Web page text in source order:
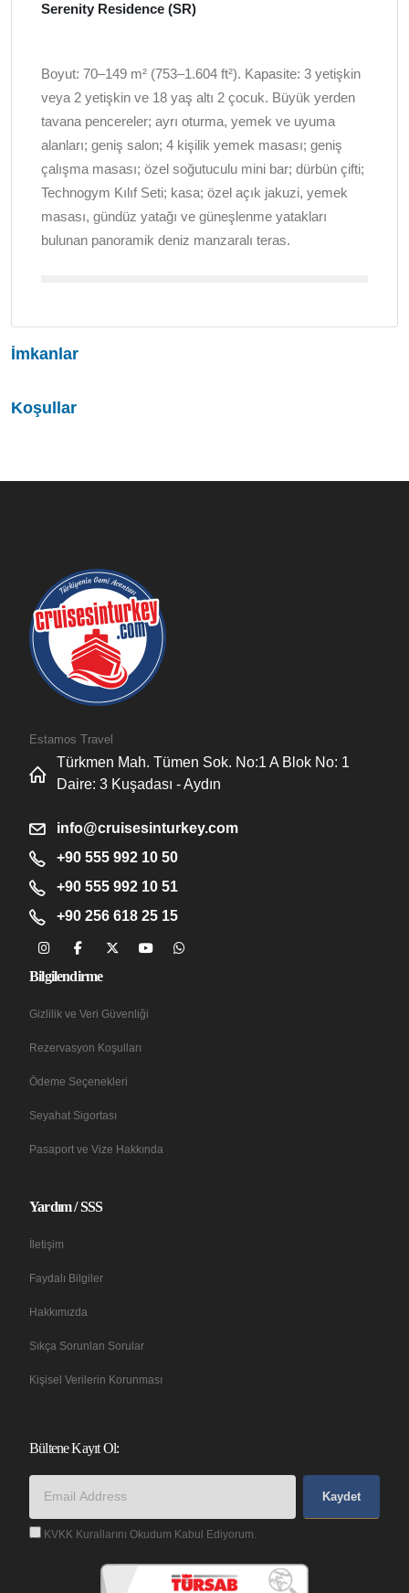
Serenity Residence (SR)
Boyut: 70–149 m² (753–1.604 ft²). Kapasite: 3 yetişkin
veya 2 yetişkin ve 18 yaş altı 2 çocuk. Büyük yerden
tavana pencereler; ayrı oturma, yemek ve uyuma
alanları; geniş salon; 4 kişilik yemek masası; geniş
çalışma masası; özel soğutuculu mini bar; dürbün çifti;
Technogym Kılıf Seti; kasa; özel açık jakuzi, yemek
masası, gündüz yatağı ve güneşlenme yatakları
bulunan panoramik deniz manzaralı teras.
İmkanlar
Koşullar
Estamos Travel
Türkmen Mah. Tümen Sok. No:1 A Blok No: 1
Daire: 3 Kuşadası - Aydın
info@cruisesinturkey.com
+90 555 992 10 50
+90 555 992 10 51
+90 256 618 25 15
Bilgilendirme
Gizlilik ve Veri Güvenliği
Rezervasyon Koşulları
Ödeme Seçenekleri
Seyahat Sigortası
Pasaport ve Vize Hakkında
Yardım / SSS
İletişim
Faydalı Bilgiler
Hakkımızda
Sıkça Sorunlan Sorular
Kişisel Verilerin Korunması
Bültene Kayıt Ol:
Kaydet
KVKK Kurallarını Okudum Kabul Ediyorum.